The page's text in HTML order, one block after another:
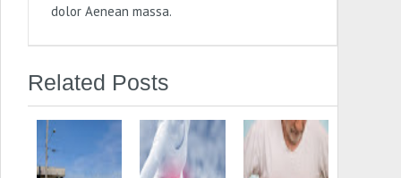
dolor Aenean massa.
Related Posts